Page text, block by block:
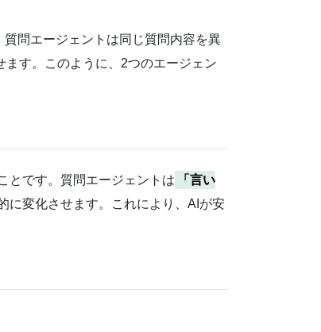
問エージェントは同じ質問内容を異
す。このように、2つのエージェン
とです。質問エージェントは
「言い
に変化させます。これにより、AIが安